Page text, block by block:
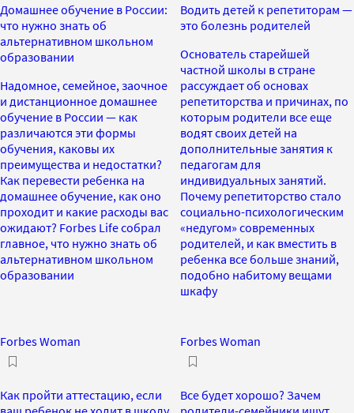
Домашнее обучение в России:
что нужно знать об
альтернативном школьном
образовании
Надомное, семейное, заочное
и дистанционное домашнее
обучение в России — как
различаются эти формы
обучения, каковы их
преимущества и недостатки?
Как перевести ребенка на
домашнее обучение, как оно
проходит и какие расходы вас
ожидают? Forbes Life собрал
главное, что нужно знать об
альтернативном школьном
образовании
Водить детей к репетиторам —
это болезнь родителей
Основатель старейшей
частной школы в стране
рассуждает об основах
репетиторства и причинах, по
которым родители все еще
водят своих детей на
дополнительные занятия к
педагогам для
индивидуальных занятий.
Почему репетиторство стало
социально-психологическим
«недугом» современных
родителей, и как вместить в
ребенка все больше знаний,
подобно набитому вещами
шкафу
Forbes Woman
Как пройти аттестацию, если
Forbes Woman
Все будет хорошо? Зачем